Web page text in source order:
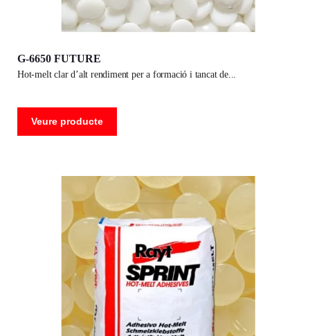
G-6650 FUTURE
hot-melt clar d’alt rendiment per a formació i tancat de
Veure producte